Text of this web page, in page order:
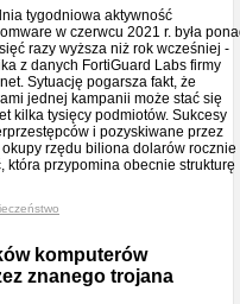
tygodniowa aktywność
w czerwcu 2021 r. była
razy wyższa niż rok wcześniej -
z danych FortiGuard Labs firmy
Sytuację pogarsza fakt, że
jednej kampanii może stać się
kilka tysięcy podmiotów. Sukcesy
i pozyskiwane przez
rzędu biliona dolarów rocznie
która przypomina obecnie strukturę
komputerów
znanego trojana